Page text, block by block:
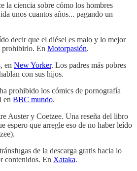
la ciencia sobre cómo los hombres
unos cuantos años... pagando un
decir que el diésel es malo y lo mejor
prohibirlo. En Motorpasión.
en New Yorker. Los padres más pobres
con sus hijos.
prohibido los cómics de pornografía
en BBC mundo.
Auster y Coetzee. Una reseña del libro
espero que arregle eso de no haber leído
de la descarga gratis hacia lo
contenidos. En Xataka.